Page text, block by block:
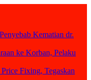
Kematian dr.
ke Korban, Pelaku
Fixing, Tegaskan